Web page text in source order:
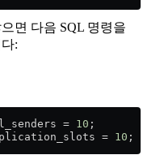
면 다음 SQL 명령을
:
= 10 ;
= 10 ;